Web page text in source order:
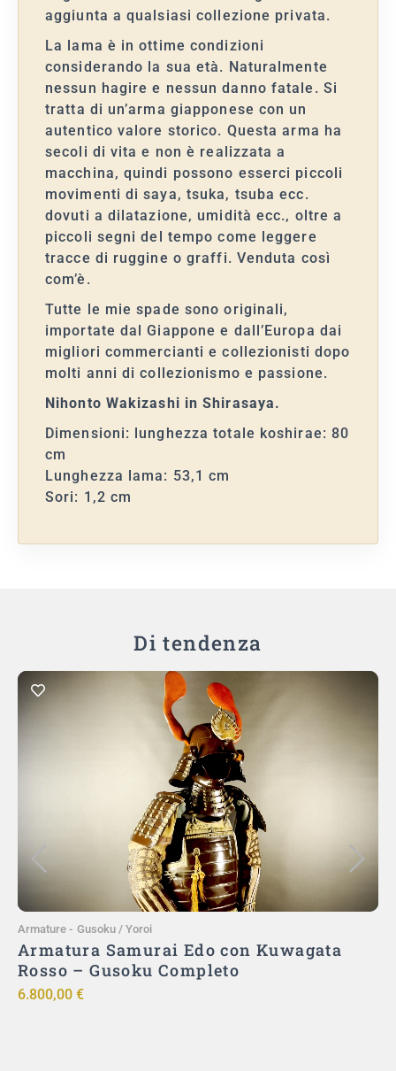
aggiunta a qualsiasi collezione privata.
La lama è in ottime condizioni
considerando la sua età. Naturalmente
nessun hagire e nessun danno fatale. Si
tratta di un’arma giapponese con un
autentico valore storico. Questa arma ha
secoli di vita e non è realizzata a
macchina, quindi possono esserci piccoli
movimenti di saya, tsuka, tsuba ecc.
dovuti a dilatazione, umidità ecc., oltre a
piccoli segni del tempo come leggere
tracce di ruggine o graffi. Venduta così
com’è.
Tutte le mie spade sono originali,
importate dal Giappone e dall’Europa dai
migliori commercianti e collezionisti dopo
molti anni di collezionismo e passione.
Nihonto Wakizashi in Shirasaya.
Dimensioni: lunghezza totale koshirae: 80
cm
Lunghezza lama: 53,1 cm
Sori: 1,2 cm
Di tendenza
Aggiungi al carrello
Armature - Gusoku / Yoroi
Armatura Samurai Edo con Kuwagata
Rosso – Gusoku Completo
6.800,00 €